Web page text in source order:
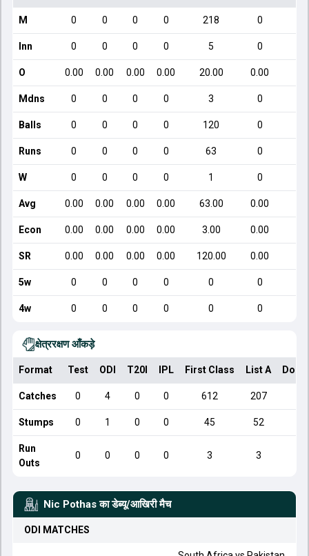
M 0 0 0 0 218 0
Inn 0 0 0 0 5 0
O 0.00 0.00 0.00 0.00 20.00 0.00
Mdns 0 0 0 0 3 0
Balls 0 0 0 0 120 0
Runs 0 0 0 0 63 0
W 0 0 0 0 1 0
Avg 0.00 0.00 0.00 0.00 63.00 0.00
Econ 0.00 0.00 0.00 0.00 3.00 0.00
SR 0.00 0.00 0.00 0.00 120.00 0.00
5w 0 0 0 0 0 0
4w 0 0 0 0 0 0
क्षेत्ररक्षण आँकड़े
Format Test ODI T20I IPL First Class List A
Catches 0 4 0 0 612 207
Stumps 0 1 0 0 45 52
Run
Outs
0 0 0 0 3 3
Nic Pothas का डेब्यू/आखिरी मैच
ODI MATCHES